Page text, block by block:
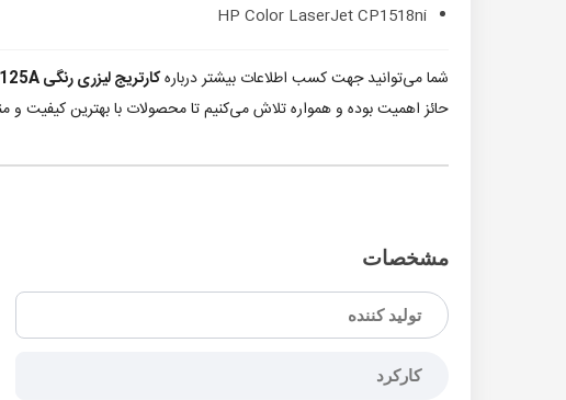
HP Color LaserJet CP1518ni
شما می‌توانید جهت کسب اطلاعات بیشتر دربارهکارتریج لیزری رنگی HP 125A زرد
حائز اهمیت بوده و همواره تلاش می‌کنیم تا محصولات با بهترین کیفیت و
مشخصات
تولید کننده
کارکرد